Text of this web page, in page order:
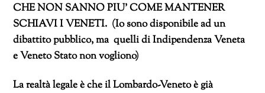
CHE NON SANNO PIU’ COME MANTENER
SCHIAVI I VENETI. (Io sono disponibile ad un
dibattito pubblico, ma quelli di Indipendenza Veneta
e Veneto Stato non vogliono)
La realtà legale è che il Lombardo-Veneto è già